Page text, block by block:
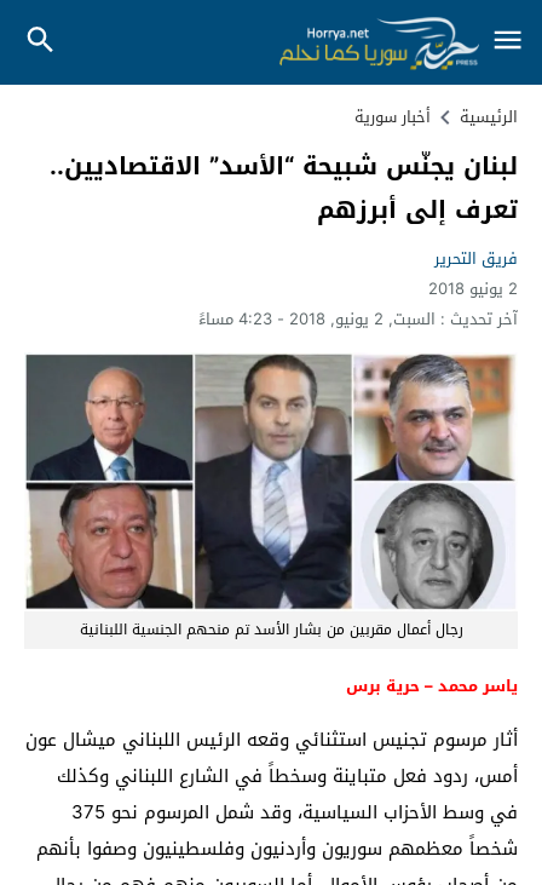
الرئيسية أخبار سورية
لبنان يجنّس شبيحة “الأسد” الاقتصاديين..
تعرف إلى أبرزهم
فريق التحرير
2 يونيو 2018
آخر تحديث : السبت, 2 يونيو, 2018 - 4:23 مساءً
رجال أعمال مقربين من بشار الأسد تم منحهم الجنسية اللبنانية
ياسر محمد – حرية برس
أثار مرسوم تجنيس استثنائي وقعه الرئيس اللبناني ميشال عون
أمس، ردود فعل متباينة وسخطاً في الشارع اللبناني وكذلك
في وسط الأحزاب السياسية، وقد شمل المرسوم نحو 375
شخصاً معظمهم سوريون وأردنيون وفلسطينيون وصفوا بأنهم